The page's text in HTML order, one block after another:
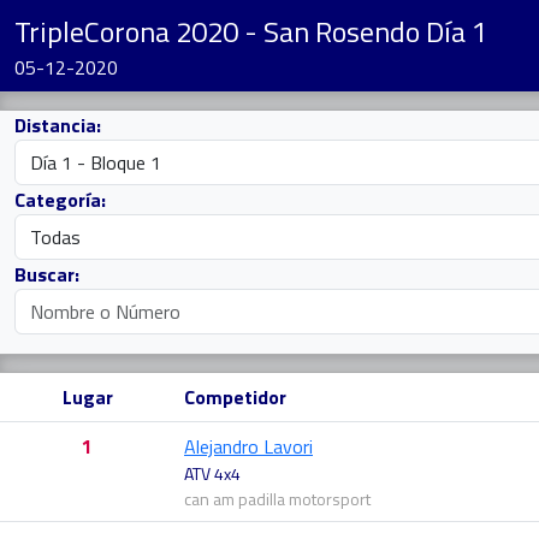
TripleCorona 2020 - San Rosendo Día 1
05-12-2020
Distancia:
Categoría:
Buscar:
Lugar
Competidor
1
Alejandro Lavori
ATV 4x4
can am padilla motorsport